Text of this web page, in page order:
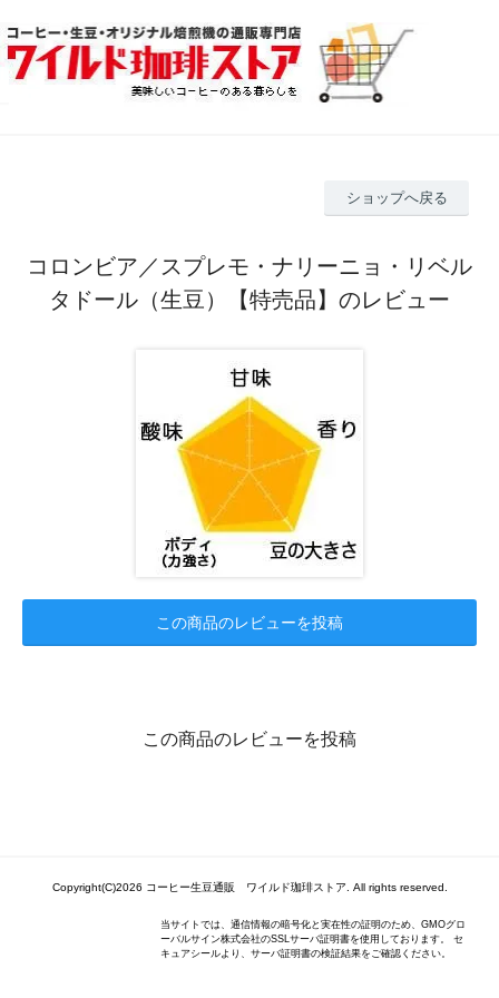
ショップへ戻る
コロンビア／スプレモ・ナリーニョ・リベル
タドール（生豆）【特売品】のレビュー
この商品のレビューを投稿
この商品のレビューを投稿
Copyright(C)2026 コーヒー生豆通販 ワイルド珈琲ストア. All rights reserved.
当サイトでは、通信情報の暗号化と実在性の証明のため、GMOグロ
ーバルサイン株式会社のSSLサーバ証明書を使用しております。 セ
キュアシールより、サーバ証明書の検証結果をご確認ください。